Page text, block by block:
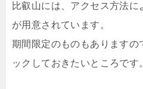
比叡山には、アクセス方法に
が用意されています。
期間限定のものもありますの
ックしておきたいところです